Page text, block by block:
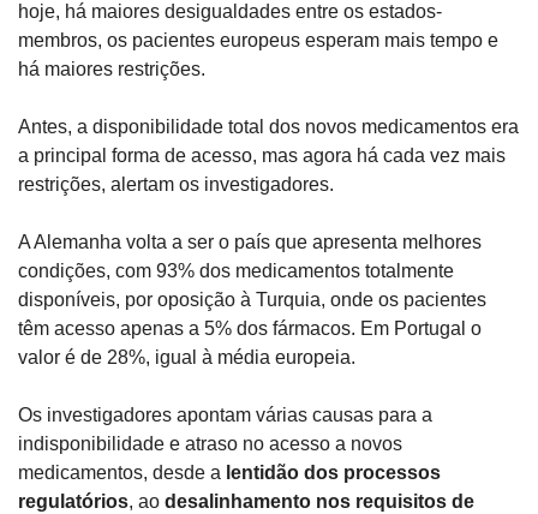
hoje, há maiores desigualdades entre os estados-
membros, os pacientes europeus esperam mais tempo e
há maiores restrições.
Antes, a disponibilidade total dos novos medicamentos era
a principal forma de acesso, mas agora há cada vez mais
restrições, alertam os investigadores.
A Alemanha volta a ser o país que apresenta melhores
condições, com 93% dos medicamentos totalmente
disponíveis, por oposição à Turquia, onde os pacientes
têm acesso apenas a 5% dos fármacos. Em Portugal o
valor é de 28%, igual à média europeia.
Os investigadores apontam várias causas para a
indisponibilidade e atraso no acesso a novos
medicamentos, desde a lentidão dos processos
regulatórios, ao desalinhamento nos requisitos de